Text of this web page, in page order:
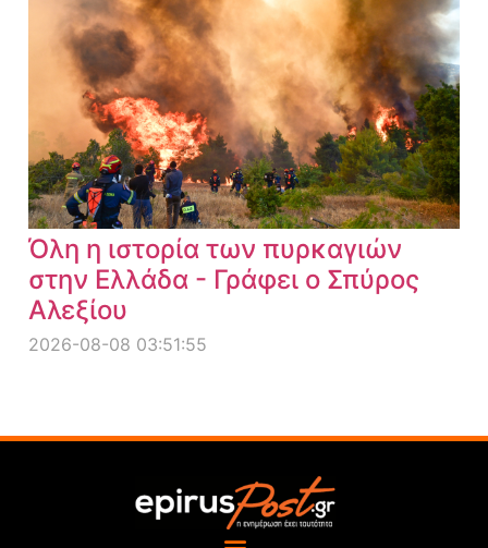
Όλη η ιστορία των πυρκαγιών
στην Ελλάδα - Γράφει ο Σπύρος
Αλεξίου
2026-08-08 03:51:55